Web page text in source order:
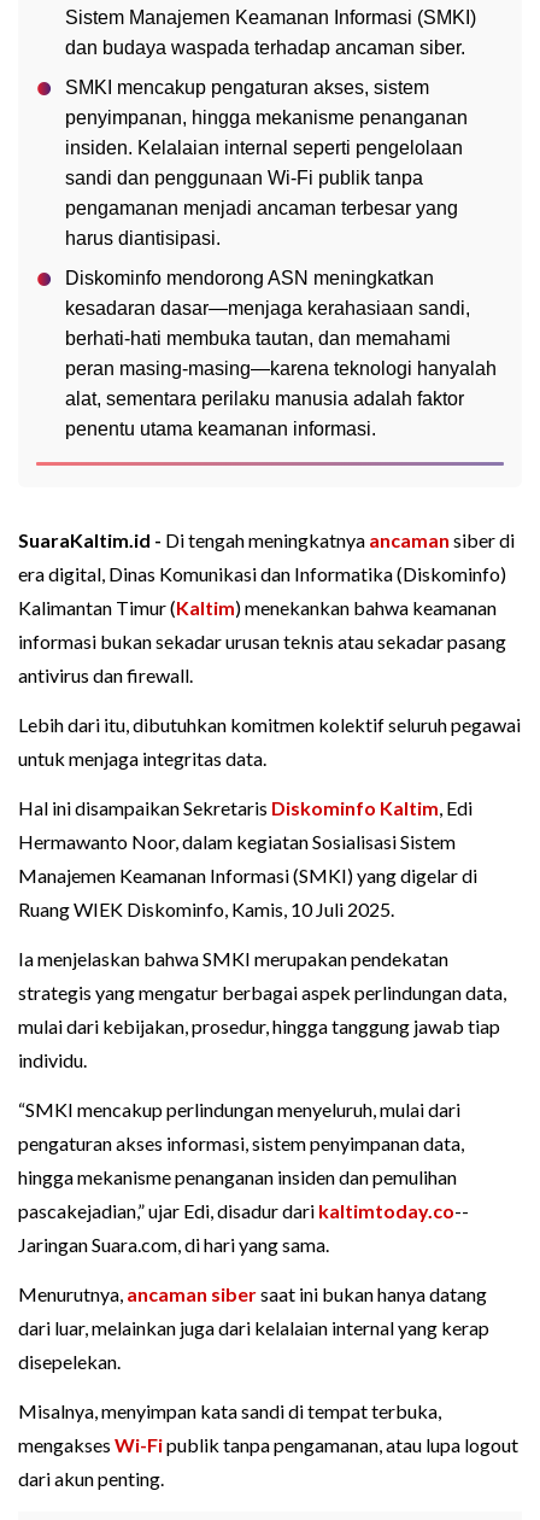
Sistem Manajemen Keamanan Informasi (SMKI)
dan budaya waspada terhadap ancaman siber.
SMKI mencakup pengaturan akses, sistem
penyimpanan, hingga mekanisme penanganan
insiden. Kelalaian internal seperti pengelolaan
sandi dan penggunaan Wi-Fi publik tanpa
pengamanan menjadi ancaman terbesar yang
harus diantisipasi.
Diskominfo mendorong ASN meningkatkan
kesadaran dasar—menjaga kerahasiaan sandi,
berhati-hati membuka tautan, dan memahami
peran masing-masing—karena teknologi hanyalah
alat, sementara perilaku manusia adalah faktor
penentu utama keamanan informasi.
SuaraKaltim.id - Di tengah meningkatnya ancaman siber di
era digital, Dinas Komunikasi dan Informatika (Diskominfo)
Kalimantan Timur (Kaltim) menekankan bahwa keamanan
informasi bukan sekadar urusan teknis atau sekadar pasang
antivirus dan firewall.
Lebih dari itu, dibutuhkan komitmen kolektif seluruh pegawai
untuk menjaga integritas data.
Hal ini disampaikan Sekretaris Diskominfo Kaltim, Edi
Hermawanto Noor, dalam kegiatan Sosialisasi Sistem
Manajemen Keamanan Informasi (SMKI) yang digelar di
Ruang WIEK Diskominfo, Kamis, 10 Juli 2025.
Ia menjelaskan bahwa SMKI merupakan pendekatan
strategis yang mengatur berbagai aspek perlindungan data,
mulai dari kebijakan, prosedur, hingga tanggung jawab tiap
individu.
“SMKI mencakup perlindungan menyeluruh, mulai dari
pengaturan akses informasi, sistem penyimpanan data,
hingga mekanisme penanganan insiden dan pemulihan
pascakejadian,” ujar Edi, disadur dari kaltimtoday.co--
Jaringan Suara.com, di hari yang sama.
Menurutnya, ancaman sibersaat ini bukan hanya datang
dari luar, melainkan juga dari kelalaian internal yang kerap
disepelekan.
Misalnya, menyimpan kata sandi di tempat terbuka,
mengakses Wi-Fipublik tanpa pengamanan, atau lupa logout
dari akun penting.